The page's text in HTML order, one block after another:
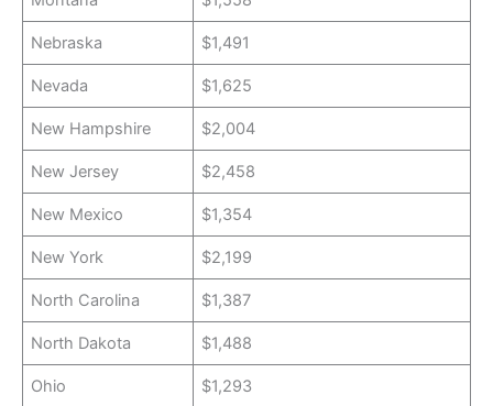
Nebraska $1,491
Nevada $1,625
New Hampshire $2,004
New Jersey $2,458
New Mexico $1,354
New York $2,199
North Carolina $1,387
North Dakota $1,488
Ohio $1,293